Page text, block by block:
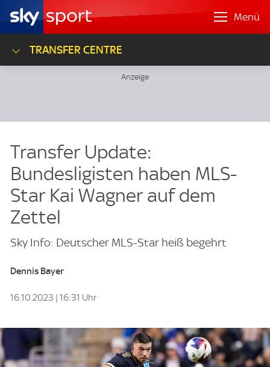
Menü
TRANSFER CENTRE
Transfer Update:
Bundesligisten haben MLS-
Star Kai Wagner auf dem
Zettel
Sky Info: Deutscher MLS-Star heiß begehrt
Dennis Bayer
16.10.2023 | 16:31 Uhr